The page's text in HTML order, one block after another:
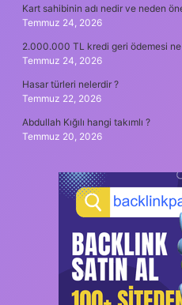
Kart sahibinin adı nedir ve neden
Temmuz 24, 2026
2.000.000 TL kredi geri ödemesi
Temmuz 24, 2026
Hasar türleri nelerdir ?
Temmuz 22, 2026
Abdullah Kığılı hangi takımlı ?
Temmuz 20, 2026